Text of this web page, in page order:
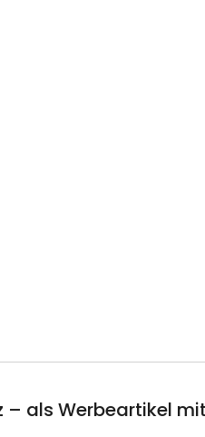
– als Werbeartikel